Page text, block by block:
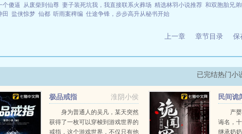
个傻逼
从废柴到仙尊 妻子装死坑我，我直接联系火葬场 精选林羽小说推荐 和双胞胎兄
田
盐侠惊梦 仙都 听雨案稗编 仕途争锋，步步高升从秘书开始
上一章 章节目录 保
已完结热门小
淮阴小侯
极品戒指
身为普通人的吴凡，某天突然
获得了一枚可以穿梭到游戏世界的
戒指，这个游戏世界，不仅只有他
民间诡
产
诲名，
继承奶